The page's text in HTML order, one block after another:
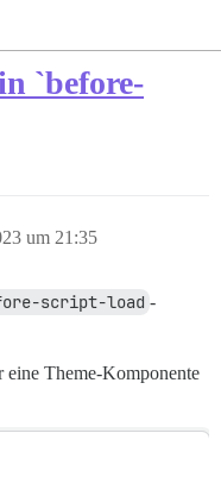
`before-
um 21:35
script-load -
eine Theme-Komponente